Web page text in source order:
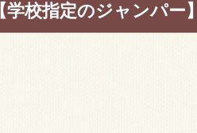
学校指定のジャンパー